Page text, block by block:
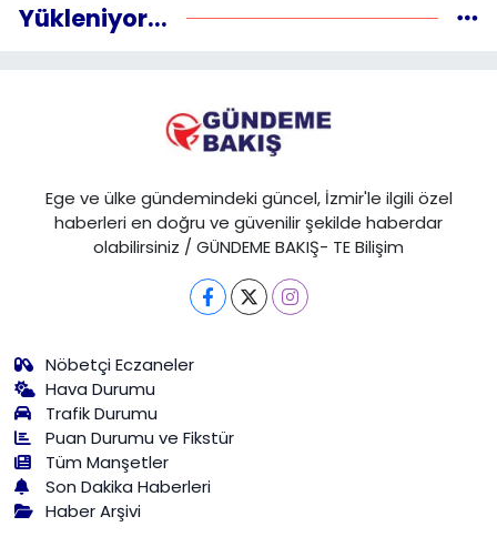
Yükleniyor...
Ege ve ülke gündemindeki güncel, İzmir'le ilgili özel
haberleri en doğru ve güvenilir şekilde haberdar
olabilirsiniz / GÜNDEME BAKIŞ- TE Bilişim
Nöbetçi Eczaneler
Hava Durumu
Trafik Durumu
Puan Durumu ve Fikstür
Tüm Manşetler
Son Dakika Haberleri
Haber Arşivi